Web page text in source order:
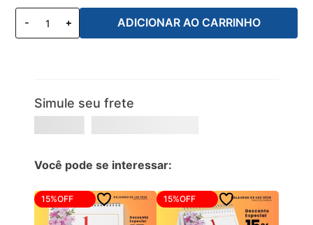
ADICIONAR AO CARRINHO
Simule seu frete
Você pode se interessar:
15%OFF 15%OFF